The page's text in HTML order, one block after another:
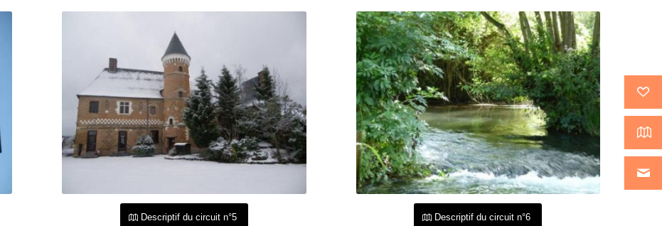
Descriptif du circuit n°5 Descriptif du circuit n°6